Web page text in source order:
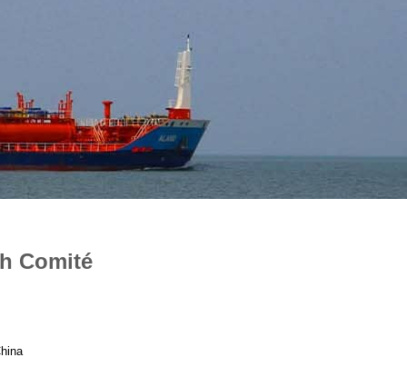
Comité